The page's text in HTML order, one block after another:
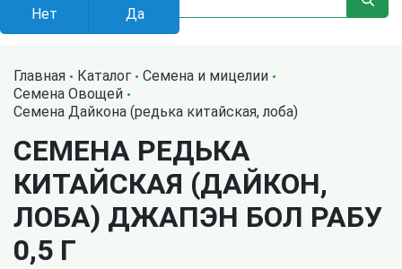
Главная Каталог
Семена и мицелии
Семена Овощей
Семена Дайкона (редька китайская, лоба)
СЕМЕНА РЕДЬКА
КИТАЙСКАЯ (ДАЙКОН,
ЛОБА) ДЖАПЭН БОЛ РАБУ
0,5 Г
Нет Да